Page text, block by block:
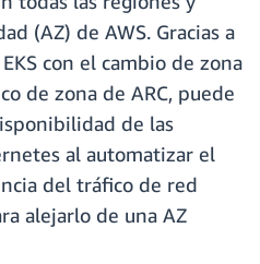
(AZ) de AWS. Gracias a
con el cambio de zona
de zona de ARC, puede
de las
al automatizar el
del tráfico de red
alejarlo de una AZ